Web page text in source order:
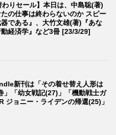
わりセール】本日は、中島聡(著)
たの仕事は終わらないのか スピー
器である』、大竹文雄(著)『あな
経済学』など3冊 [23/3/29]
新刊は「その着せ替え人形は
」「幼女戦記(27)」「機動戦士ガ
ジョニー・ライデンの帰還(25)」